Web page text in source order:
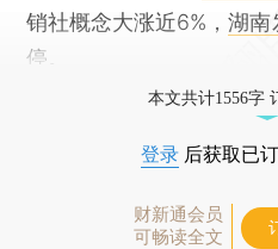
销社概念大涨近6%，湖南
停。
本文共计1556字
登录 后获取已
财新通会员
可畅读全文